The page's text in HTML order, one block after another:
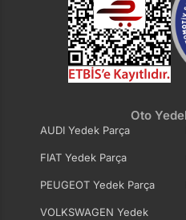
Oto
AUDI Yedek Parça
FIAT Yedek Parça
PEUGEOT Yedek Parça
VOLKSWAGEN Yedek